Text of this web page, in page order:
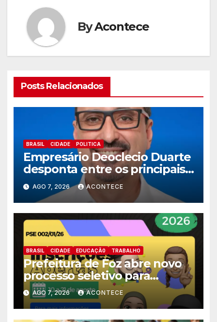
ByAcontece
Posts Relacionados
BRASIL CIDADE POLITICA
Empresário Deoclecio Duarte
desponta entre os principais
nomes do União Brasil para
deputado estadual
AGO 7, 2026 ACONTECE
BRASIL CIDADE EDUCAÇÃ0 TRABALHO
Prefeitura de Foz abre novo
processo seletivo para
estagiários
AGO 7, 2026 ACONTECE